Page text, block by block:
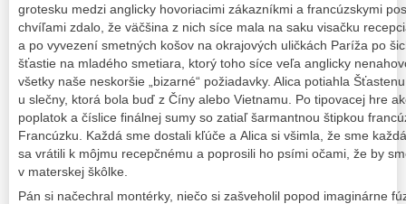
grotesku medzi anglicky hovoriacimi zákazníkmi a francúzskymi
chvíľami zdalo, že väčšina z nich síce mala na saku visačku
a po vyvezení smetných košov na okrajových uličkách Paríža po
šťastie na mladého smetiara, ktorý toho síce veľa anglicky
všetky naše neskoršie „bizarné“ požiadavky. Alica potiahla
u slečny, ktorá bola buď z Číny alebo Vietnamu. Po tipovacej hre
poplatok a číslice finálnej sumy so zatiaľ šarmantnou štipkou
Francúzku. Každá sme dostali kľúče a Alica si všimla, že sme
sa vrátili k môjmu recepčnému a poprosili ho psími očami, že by
v materskej škôlke.
Pán si načechral montérky, niečo si zašveholil popod imaginárne